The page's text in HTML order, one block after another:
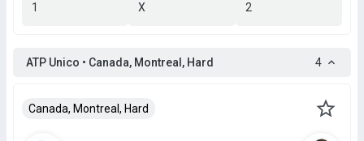
1 X 2
ATP Unico • Canada, Montreal, Hard 4
Canada, Montreal, Hard